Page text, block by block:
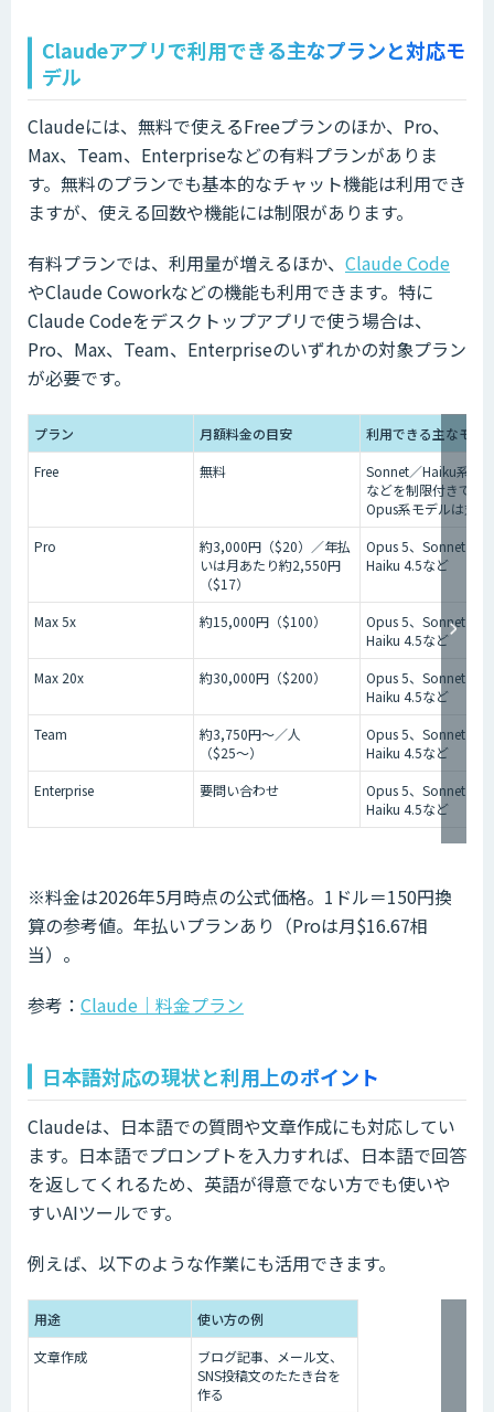
Claudeアプリで利用できる主なプランと対応モ
デル
Claudeには、無料で使えるFreeプランのほか、Pro、
Max、Team、Enterpriseなどの有料プランがありま
す。無料のプランでも基本的なチャット機能は利用でき
ますが、使える回数や機能には制限があります。
有料プランでは、利用量が増えるほか、 Claude Code
やClaude Coworkなどの機能も利用できます。特に
Claude Codeをデスクトップアプリで使う場合は、
Pro、Max、Team、Enterpriseのいずれかの対象プラン
が必要です。
プラン 月額料金の目安
利用できる主なモデ
Free
無料
Sonnet／Haiku系モ
などを制限付きで利
Opus系モデルは対象
Pro
約3,000円（$20）／年払
いは月あたり約2,550円
（$17）
Opus 5、Sonnet 5、
Haiku 4.5など
Max 5x 約15,000円（$100）
Opus 5、Sonnet 5、
Haiku 4.5など
Max 20x
約30,000円（$200）
Opus 5、Sonnet 5、
Haiku 4.5など
Team
約3,750円〜／人
（$25〜）
Opus 5、Sonnet 5、
Haiku 4.5など
Enterprise
要問い合わせ
Opus 5、Sonnet 5、
Haiku 4.5など
※料金は2026年5月時点の公式価格。1ドル＝150円換
算の参考値。年払いプランあり（Proは月$16.67相
当）。
参考： Claude｜料金プラン
日本語対応の現状と利用上のポイント
Claudeは、日本語での質問や文章作成にも対応してい
ます。日本語でプロンプトを入力すれば、日本語で回答
を返してくれるため、英語が得意でない方でも使いや
すいAIツールです。
例えば、以下のような作業にも活用できます。
用途
使い方の例
文章作成
ブログ記事、メール文、
SNS投稿文のたたき台を
作る